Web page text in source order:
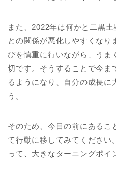
また、2022年は何かと二黒
との関係が悪化しやすくなり
びを慎重に行いながら、うま
切です。そうすることで今ま
るようになり、自分の成長に
う。
そのため、今目の前にあるこ
て行動に移してみてください
って、大きなターニングポイ